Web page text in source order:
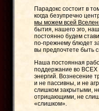
Парадокс состоит в
когда безупречно
мы можем всей
бытия, нашего эго,
постоянно будем
по-прежнему блюдет
вы предпочтете быть
Наша постоянная
поддержание во ВСЕХ
энергий. Вознесение
и не пассивны, и не
слишком закрытыми,
отрицающими, не
«слишком».